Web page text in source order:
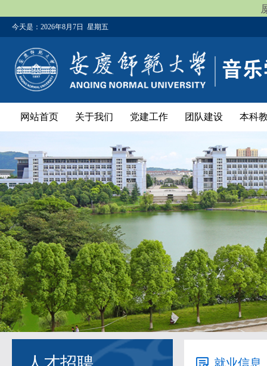
今天是： 2026年8月7日 星期五
网站首页 关于我们 党建工作 团队建设 本科
就业信息